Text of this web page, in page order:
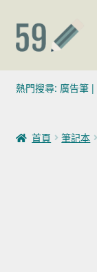
跳至導覽列
跳至主要內容
(02)7729-4140
聯絡我們
熱門搜尋: 廣告筆|
首頁 筆記本